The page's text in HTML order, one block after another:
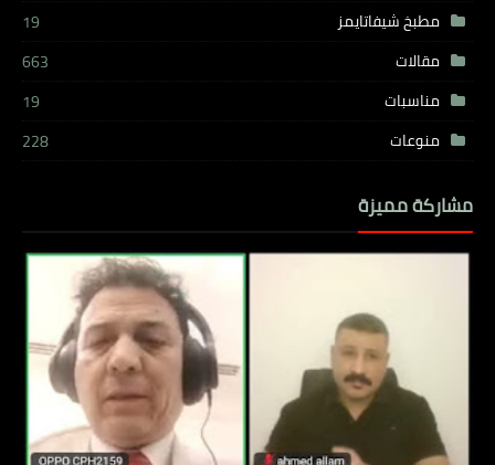
مطبخ شيفاتايمز
19
مقالات
663
مناسبات
19
منوعات
228
مشاركة مميزة